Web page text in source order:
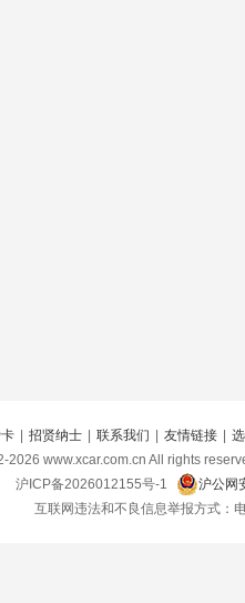
招贤纳士 联系我们 友情链接
2026 www.xcar.com.cn All rights
沪ICP备2026012155号-1
沪公网
互联网违法和不良信息举报方式：